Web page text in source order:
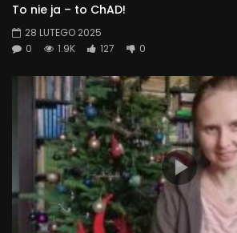
To nie ja – to ChAD!
28 LUTEGO 2025
0
1.9K 127 0